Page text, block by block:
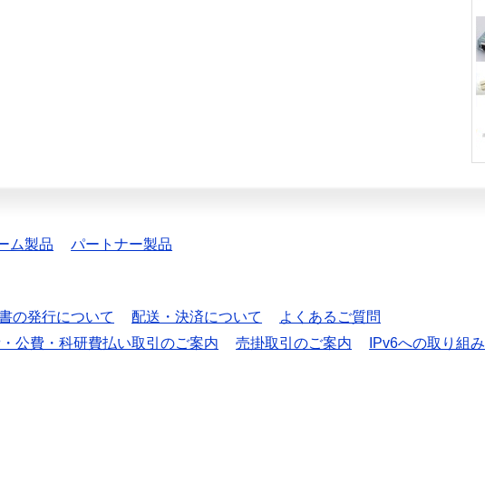
ム製品 パートナー製品
の発行について 配送・決済について
よくあるご質問
公費・科研費払い取引のご案内 売掛取引のご案内
IPv6への取り組み